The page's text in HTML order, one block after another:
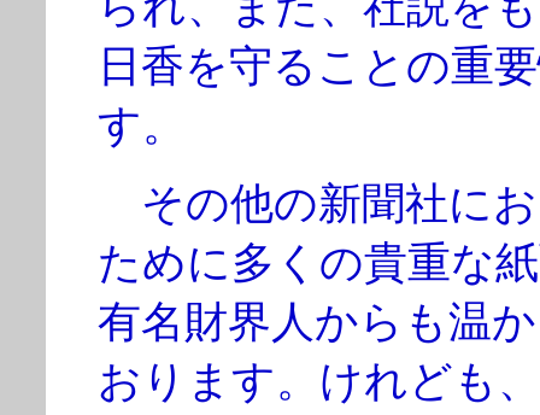
日香を守ることの重
す。
その他の新聞社に
ために多くの貴重な
有名財界人からも温
おります。けれども